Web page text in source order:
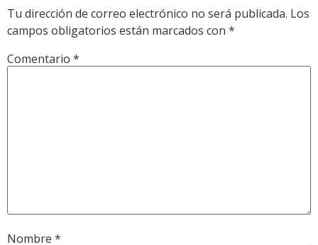
Tu dirección de correo electrónico no será publicada. Los
campos obligatorios están marcados con *
Comentario *
Nombre *